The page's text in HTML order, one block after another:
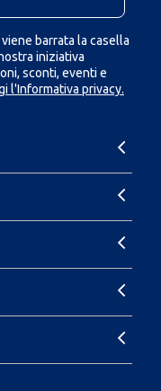
barrata la casella
iniziativa
sconti, eventi e
l'Informativa privacy.